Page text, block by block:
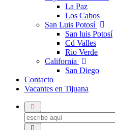
La Paz
Los Cabos
San Luis Potosí
San luis Potosí
Cd Valles
Rio Verde
California
San Diego
Contacto
Vacantes en Tijuana